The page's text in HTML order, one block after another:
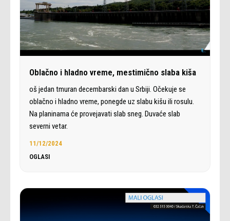
Oblačno i hladno vreme, mestimično slaba kiša
oš jedan tmuran decembarski dan u Srbiji. Očekuje se
oblačno i hladno vreme, ponegde uz slabu kišu ili rosulu.
Na planinama će provejavati slab sneg. Duvaće slab
severni vetar.
11/12/2024
OGLASI